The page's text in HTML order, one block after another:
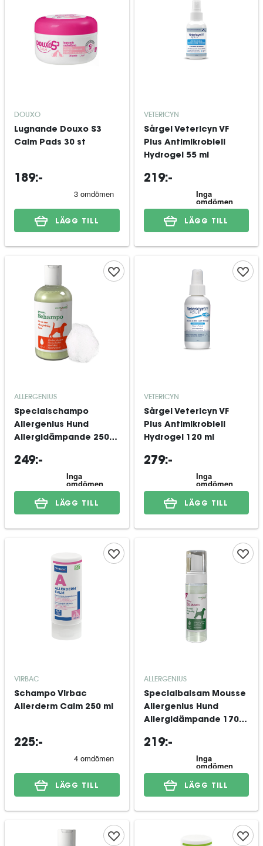
DOUXO
Lugnande Douxo S3
Calm Pads 30 st
189:-
LÄGG TILL
VETERICYN
Sårgel Vetericyn VF
Plus Antimikrobiell
Hydrogel 55 ml
219:-
LÄGG TILL
ALLERGENIUS
Specialschampo
Allergenius Hund
Allergidämpande 250
249:-
LÄGG TILL
VETERICYN
Sårgel Vetericyn VF
Plus Antimikrobiell
Hydrogel 120 ml
279:-
LÄGG TILL
VIRBAC
Schampo Virbac
Allerderm Calm 250 ml
225:-
LÄGG TILL
ALLERGENIUS
Specialbalsam Mousse
Allergenius Hund
Allergidämpande 170
219:-
LÄGG TILL